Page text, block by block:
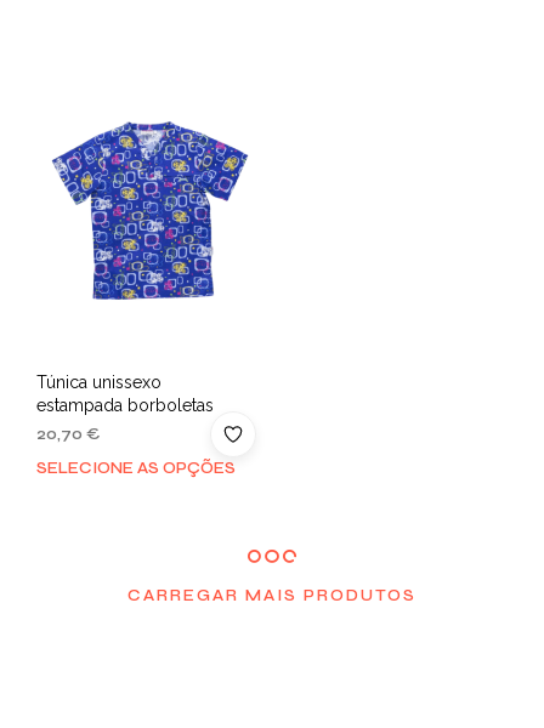
Túnica unissexo
estampada borboletas
20,70 €
SELECIONE AS OPÇÕES
CARREGAR MAIS PRODUTOS